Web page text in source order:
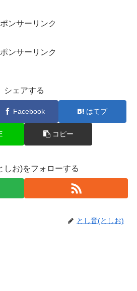
ンサーリンク
ンサーリンク
シェアする
Facebook はてブ
コピー
しお)をフォローする
とし音(としお)